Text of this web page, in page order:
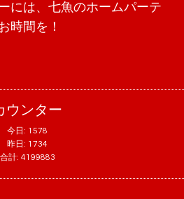
には、七魚のホームパーテ
時間を！
ウンター
今日: 1578
昨日: 1734
合計: 4199883